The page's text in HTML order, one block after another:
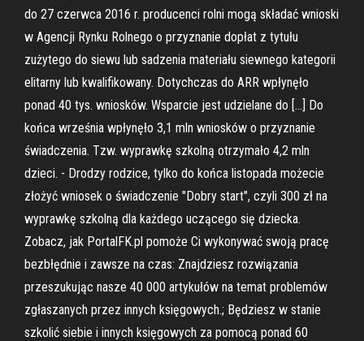
do 27 czerwca 2016 r. producenci rolni mogą składać wnioski
w Agencji Rynku Rolnego o przyznanie dopłat z tytułu
zużytego do siewu lub sadzenia materiału siewnego kategorii
elitarny lub kwalifikowany. Dotychczas do ARR wpłynęło
ponad 40 tys. wniosków. Wsparcie jest udzielane do […] Do
końca września wpłynęło 3,1 mln wniosków o przyznanie
świadczenia. Tzw. wyprawkę szkolną otrzymało 4,2 mln
dzieci. - Drodzy rodzice, tylko do końca listopada możecie
złożyć wniosek o świadczenie "Dobry start", czyli 300 zł na
wyprawkę szkolną dla każdego uczącego się dziecka.
Zobacz, jak PortalFK.pl pomoże Ci wykonywać swoją pracę
bezbłędnie i zawsze na czas: Znajdziesz rozwiązania
przeszukując nasze 40 000 artykułów na temat problemów
zgłaszanych przez innych księgowych.; Będziesz w stanie
szkolić siebie i innych księgowych za pomocą ponad 60